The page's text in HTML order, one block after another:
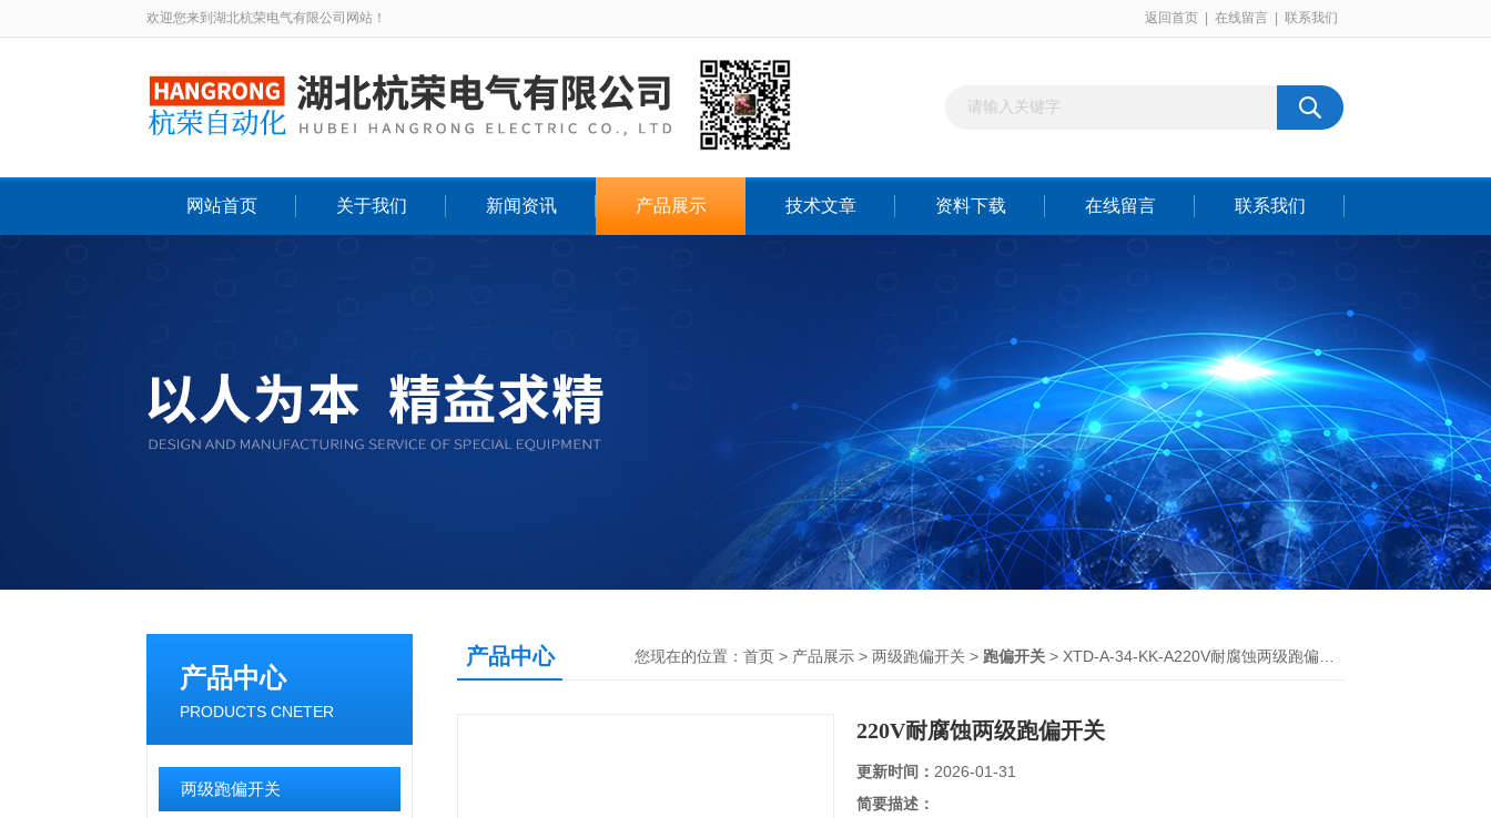
欢迎您来到湖北杭荣电气有限公司网站！ 返回首页 在线留言 联系我们
网站首页 关于我们 新闻资讯 产品展示 技术文章 资料下载 在线留言 联系我们
产品中心
PRODUCTS CNETER
两级跑偏开关
产品中心 您现在的位置： 首页 > 产品展示 > 两级跑偏开关 > 跑偏开关 > XTD-A-34-KK-A220V耐腐蚀两级跑偏开关
220V耐腐蚀两级跑偏开关
更新时间： 2026-01-31
简要描述：